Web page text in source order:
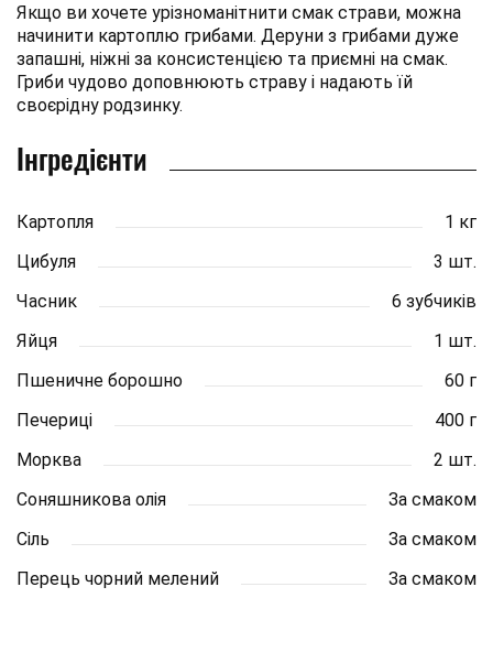
Якщо ви хочете урізноманітнити смак страви, можна
начинити картоплю грибами. Деруни з грибами дуже
запашні, ніжні за консистенцією та приємні на смак.
Гриби чудово доповнюють страву і надають їй
своєрідну родзинку.
Інгредієнти
Картопля
1 кг
Цибуля
3 шт.
Часник
6 зубчиків
Яйця
1 шт.
Пшеничне борошно
60 г
Печериці
400 г
Морква
2 шт.
Соняшникова олія
За смаком
Сіль
За смаком
Перець чорний мелений
За смаком